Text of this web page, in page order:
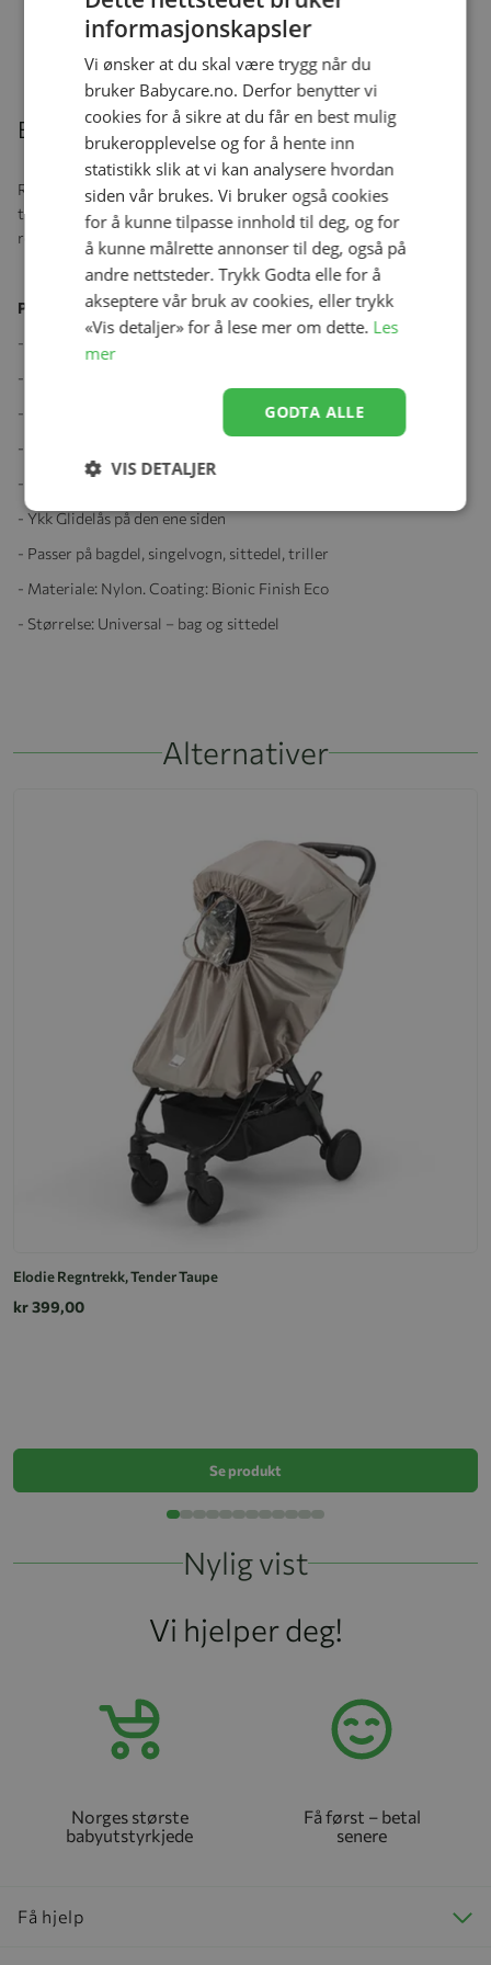
m/pilotbriller, Rosa
kr 249,00kr 99,00
Beskrivelse
Regntrekk med myggnett som passer til både sportsdel, bag og
triller. Myggnettet åpnes med glidelås. Lufteluke på hver side av
regntrekket gir god luftgjennomstrømning.
Produktspesifikasjoner:
- Vannsøyle på 3000mm
- Tapede sømmer
- Regntrekk med reflekser fra 3M på alle sider
- Myggnett i åpningen
- Lufteluker på sidene slipper inn frisk luft
- Ykk Glidelås på den ene siden
- Passer på bagdel, singelvogn, sittedel, triller
- Materiale: Nylon. Coating: Bionic Finish Eco
- Størrelse: Universal – bag og sittedel
Alternativer
Elodie Regntrekk, Tender Taupe
kr 399,00
Se produkt
Nylig vist
Vi hjelper deg!
Norges største
babyutstyrkjede
Få først – betal
senere
Få hjelp
informasjonskapsler
Vi ønsker at du skal være trygg når du
bruker Babycare.no. Derfor benytter vi
cookies for å sikre at du får en best mulig
brukeropplevelse og for å hente inn
statistikk slik at vi kan analysere hvordan
siden vår brukes. Vi bruker også cookies
for å kunne tilpasse innhold til deg, og for
å kunne målrette annonser til deg, også på
andre nettsteder. Trykk Godta elle for å
akseptere vår bruk av cookies, eller trykk
«Vis detaljer» for å lese mer om dette. Les
mer
GODTA ALLE
VIS DETALJER